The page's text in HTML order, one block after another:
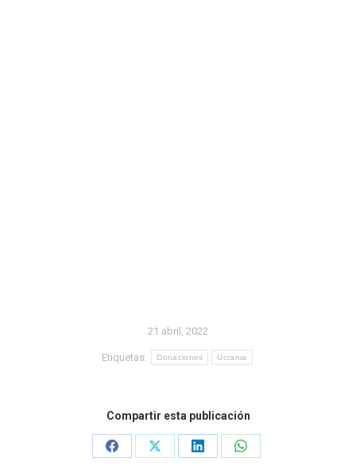
21 abril, 2022
Etiquetas: Donaciones Ucrania
Compartir esta publicación
Share
Share
Share
Share